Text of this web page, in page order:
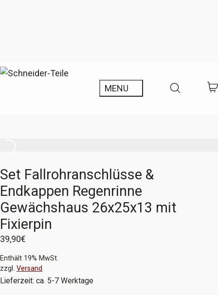
Set Fallrohranschlüsse &
Endkappen Regenrinne
Gewächshaus 26x25x13 mit
Fixierpin
39,90€
Enthält 19% MwSt.
zzgl. Versand
Lieferzeit: ca. 5-7 Werktage